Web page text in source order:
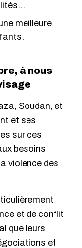
meilleure
à nous
Soudan, et
et ses
sur ces
besoins
violence des
et de conflit
que leurs
et